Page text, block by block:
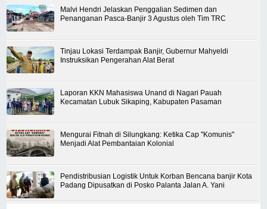
Malvi Hendri Jelaskan Penggalian Sedimen dan
Penanganan Pasca-Banjir 3 Agustus oleh Tim TRC
Tinjau Lokasi Terdampak Banjir, Gubernur Mahyeldi
Instruksikan Pengerahan Alat Berat
Laporan KKN Mahasiswa Unand di Nagari Pauah
Kecamatan Lubuk Sikaping, Kabupaten Pasaman
Mengurai Fitnah di Silungkang: Ketika Cap "Komunis"
Menjadi Alat Pembantaian Kolonial
Pendistribusian Logistik Untuk Korban Bencana banjir Kota
Padang Dipusatkan di Posko Palanta Jalan A. Yani